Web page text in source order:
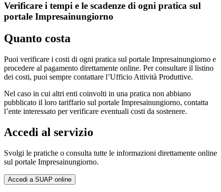
Verificare i tempi e le scadenze di ogni pratica sul
portale Impresainungiorno
Quanto costa
Puoi verificare i costi di ogni pratica sul portale Impresainungiorno e
procedere al pagamento direttamente online. Per consultare il listino
dei costi, puoi sempre contattare l’Ufficio Attività Produttive.
Nel caso in cui altri enti coinvolti in una pratica non abbiano
pubblicato il loro tariffario sul portale Impresainungiorno, contatta
l’ente interessato per verificare eventuali costi da sostenere.
Accedi al servizio
Svolgi le pratiche o consulta tutte le informazioni direttamente online
sul portale Impresainungiorno.
Accedi a SUAP online